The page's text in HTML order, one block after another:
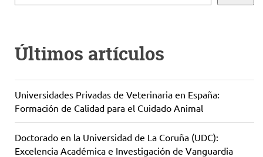
Últimos artículos
Universidades Privadas de Veterinaria en España:
Formación de Calidad para el Cuidado Animal
Doctorado en la Universidad de La Coruña (UDC):
Excelencia Académica e Investigación de Vanguardia